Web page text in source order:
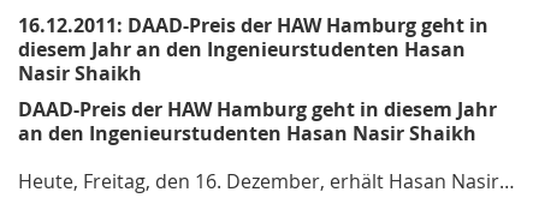
16.12.2011: DAAD-Preis der HAW Hamburg geht in
diesem Jahr an den Ingenieurstudenten Hasan
Nasir Shaikh
DAAD-Preis der HAW Hamburg geht in diesem Jahr
an den Ingenieurstudenten Hasan Nasir Shaikh
Heute, Freitag, den 16. Dezember, erhält Hasan Nasir…